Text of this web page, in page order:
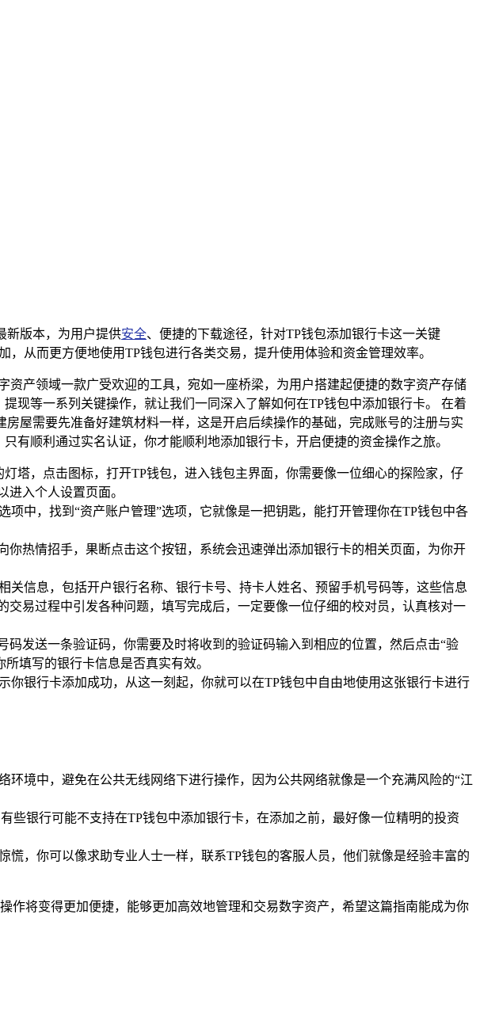
新版本，为用户提供安全、便捷的下载途径，针对TP钱包添加银行卡这一关键
从而更方便地使用TP钱包进行各类交易，提升使用体验和资金管理效率。
资产领域一款广受欢迎的工具，宛如一座桥梁，为用户搭建起便捷的数字资产存储
现等一系列关键操作，就让我们一同深入了解如何在TP钱包中添加银行卡。 在着
屋需要先准备好建筑材料一样，这是开启后续操作的基础，完成账号的注册与实
有顺利通过实名认证，你才能顺利地添加银行卡，开启便捷的资金操作之旅。
塔，点击图标，打开TP钱包，进入钱包主界面，你需要像一位细心的探险家，仔
入个人设置页面。
中，找到“资产账户管理”选项，它就像是一把钥匙，能打开管理你在TP钱包中各
热情招手，果断点击这个按钮，系统会迅速弹出添加银行卡的相关页面，为你开
信息，包括开户银行名称、银行卡号、持卡人姓名、预留手机号码等，这些信息
易过程中引发各种问题，填写完成后，一定要像一位仔细的校对员，认真核对一
发送一条验证码，你需要及时将收到的验证码输入到相应的位置，然后点击“验
填写的银行卡信息是否真实有效。
银行卡添加成功，从这一刻起，你就可以在TP钱包中自由地使用这张银行卡进行
境中，避免在公共无线网络下进行操作，因为公共网络就像是一个充满风险的“江
些银行可能不支持在TP钱包中添加银行卡，在添加之前，最好像一位精明的投资
，你可以像求助专业人士一样，联系TP钱包的客服人员，他们就像是经验丰富的
作将变得更加便捷，能够更加高效地管理和交易数字资产，希望这篇指南能成为你